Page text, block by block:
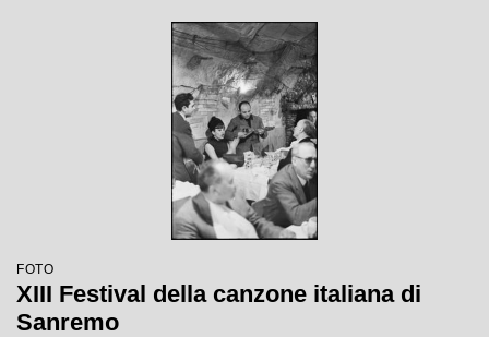
FOTO
XIII Festival della canzone italiana di
Sanremo